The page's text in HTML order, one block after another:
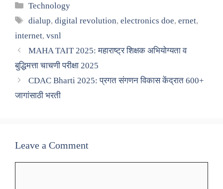
Categories
Technology
Tags
dialup,digital revolution,electronics doe,ernet,
internet, vsnl
MAHA TAIT 2025: महाराष्ट्र शिक्षक अभियोग्यता व
बुद्धिमत्ता चाचणी परीक्षा 2025
CDAC Bharti 2025: प्रगत संगणन विकास केंद्रात 600+
जागांसाठी भरती
Leave a Comment